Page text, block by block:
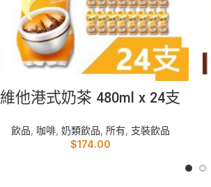
維他港式奶茶 480ml x 24支
飲品 咖啡, 奶類飲品 所有, 支裝飲品
$174.00